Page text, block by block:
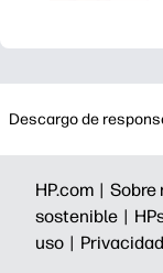
Descargo de
HP.com | Sobre
sostenible |
uso | Privacidad